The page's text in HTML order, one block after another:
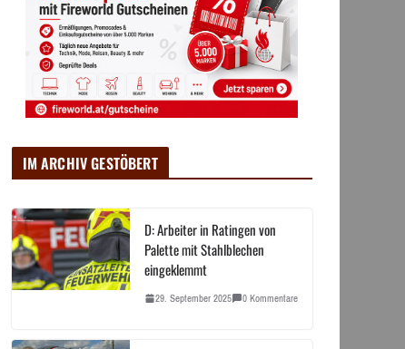
IM ARCHIV GESTÖBERT
D: Arbeiter in Ratingen von
Palette mit Stahlblechen
eingeklemmt
29. September 2025 0 Kommentare